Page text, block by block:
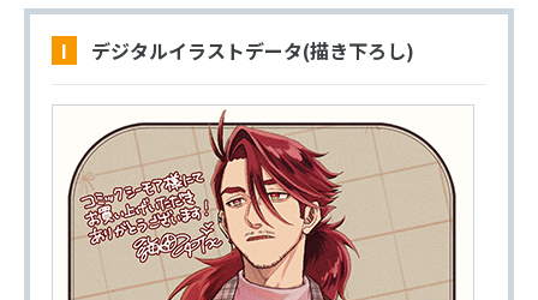
I デジタルイラストデータ(描き下ろし)